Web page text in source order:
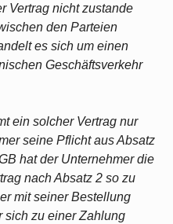
Vertrag nicht zustande
den Parteien
es sich um einen
Geschäftsverkehr
ein solcher Vertrag nur
seine Pflicht aus Absatz
hat der Unternehmer die
nach Absatz 2 so zu
mit seiner Bestellung
sich zu einer Zahlung